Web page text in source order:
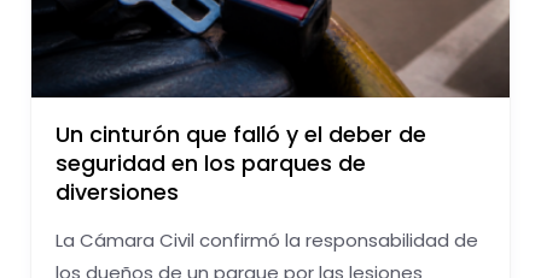
Un cinturón que falló y el deber de
seguridad en los parques de
diversiones
La Cámara Civil confirmó la responsabilidad de